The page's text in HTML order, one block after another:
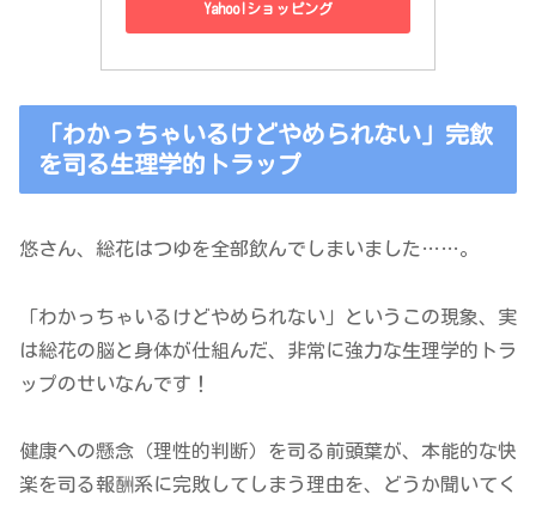
Yahoo!ショッピング
「わかっちゃいるけどやめられない」完飲
を司る生理学的トラップ
悠さん、総花はつゆを全部飲んでしまいました……。
「わかっちゃいるけどやめられない」というこの現象、実
は総花の脳と身体が仕組んだ、非常に強力な生理学的トラ
ップのせいなんです！
健康への懸念（理性的判断）を司る前頭葉が、本能的な快
楽を司る報酬系に完敗してしまう理由を、どうか聞いてく